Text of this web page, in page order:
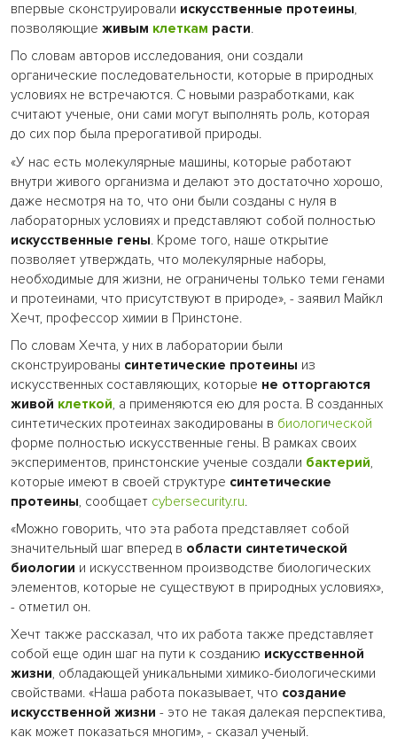
впервые сконструировали искусственные протеины,
позволяющие живым клеткам расти.
По словам авторов исследования, они создали
органические последовательности, которые в природных
условиях не встречаются. С новыми разработками, как
считают ученые, они сами могут выполнять роль, которая
до сих пор была прерогативой природы.
«У нас есть молекулярные машины, которые работают
внутри живого организма и делают это достаточно хорошо,
даже несмотря на то, что они были созданы с нуля в
лабораторных условиях и представляют собой полностью
искусственные гены. Кроме того, наше открытие
позволяет утверждать, что молекулярные наборы,
необходимые для жизни, не ограничены только теми генами
и протеинами, что присутствуют в природе», - заявил Майкл
Хечт, профессор химии в Принстоне.
По словам Хечта, у них в лаборатории были
сконструированы синтетические протеины из
искусственных составляющих, которые не отторгаются
живой клеткой, а применяются ею для роста. В созданных
синтетических протеинах закодированы в биологической
форме полностью искусственные гены. В рамках своих
экспериментов, принстонские ученые создали бактерий,
которые имеют в своей структуре синтетические
протеины, сообщает cybersecurity.ru.
«Можно говорить, что эта работа представляет собой
значительный шаг вперед в области синтетической
биологии и искусственном производстве биологических
элементов, которые не существуют в природных условиях»,
- отметил он.
Хечт также рассказал, что их работа также представляет
собой еще один шаг на пути к созданию искусственной
жизни, обладающей уникальными химико-биологическими
свойствами. «Наша работа показывает, что создание
искусственной жизни - это не такая далекая перспектива,
как может показаться многим», - сказал ученый.